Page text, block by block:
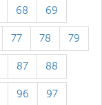
68 69
77 78 79
87 88
96 97